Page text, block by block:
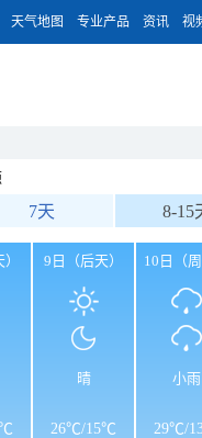
天气地图 专业产品 资讯 视
7天 8-15
9日（后天）
晴
26℃/15℃
10日（周
小雨
29℃/